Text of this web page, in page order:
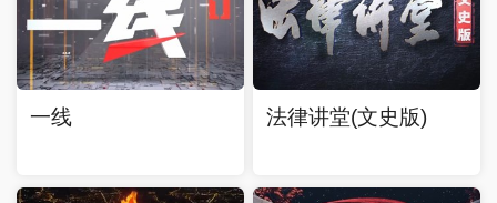
一线 法律讲堂(文史版)